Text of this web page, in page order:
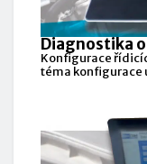
Diagnostika
Konfigurace
téma konfigurace